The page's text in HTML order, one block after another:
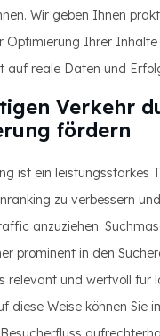
Wir geben Ihnen
Optimierung Ihrer
auf reale Daten und
Verkehr
fördern
ist ein leistungsstarkes
zu verbessern
anzuziehen.
prominent in den
relevant und wertvoll für
diese Weise können Sie